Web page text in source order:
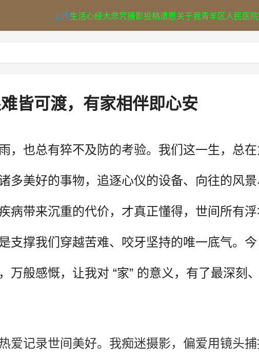
工作生活心经大悲咒摄影投稿遗愿关于我青羊区人民医
皆可渡，有家相伴即心安
，也总有猝不及防的考验。我们这一生，总
多美好的事物，追逐心仪的设备、向往的风
病带来沉重的代价，才真正懂得，世间所有
支撑我们穿越苦难、咬牙坚持的唯一底气。
万般感慨，让我对 “家” 的意义，有了最深刻
爱记录世间美好。我痴迷摄影，偏爱用镜头